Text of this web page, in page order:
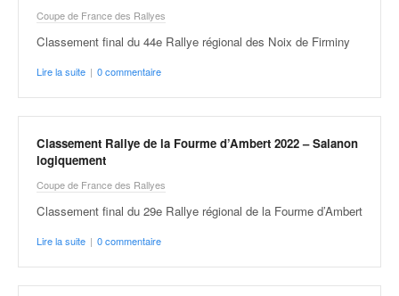
Coupe de France des Rallyes
Classement final du 44e Rallye régional des Noix de Firminy
Lire la suite | 0 commentaire
Classement Rallye de la Fourme d’Ambert 2022 – Salanon
logiquement
Coupe de France des Rallyes
Classement final du 29e Rallye régional de la Fourme d’Ambert
Lire la suite | 0 commentaire